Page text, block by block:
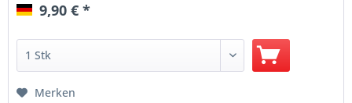
9,90 € *
Merken